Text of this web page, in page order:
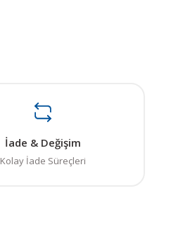
İade & Değişim
Kolay İade Süreçleri